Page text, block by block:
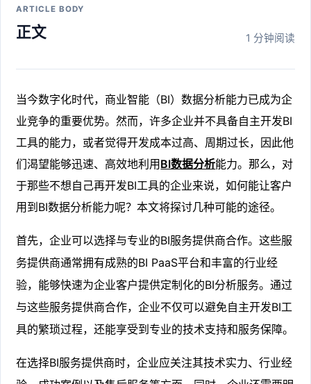
ARTICLE BODY
正文 1 分钟阅读
当今数字化时代，商业智能（BI）数据分析能力已成为企
业竞争的重要优势。然而，许多企业并不具备自主开发BI
工具的能力，或者觉得开发成本过高、周期过长，因此他
们渴望能够迅速、高效地利用BI数据分析能力。那么，对
于那些不想自己再开发BI工具的企业来说，如何能让客户
用到BI数据分析能力呢？本文将探讨几种可能的途径。
首先，企业可以选择与专业的BI服务提供商合作。这些服
务提供商通常拥有成熟的BI PaaS平台和丰富的行业经
验，能够快速为企业客户提供定制化的BI分析服务。通过
与这些服务提供商合作，企业不仅可以避免自主开发BI工
具的繁琐过程，还能享受到专业的技术支持和服务保障。
在选择BI服务提供商时，企业应关注其技术实力、行业经